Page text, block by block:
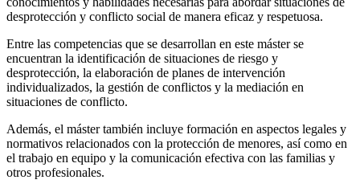
desprotección y conflicto social de manera eficaz y respetuosa.
Entre las competencias que se desarrollan en este máster se
encuentran la identificación de situaciones de riesgo y
desprotección, la elaboración de planes de intervención
individualizados, la gestión de conflictos y la mediación en
situaciones de conflicto.
Además, el máster también incluye formación en aspectos legales y
normativos relacionados con la protección de menores, así como en
el trabajo en equipo y la comunicación efectiva con las familias y
otros profesionales.